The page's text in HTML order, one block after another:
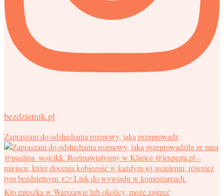
bezdzietnik.pl
Zapraszam do odsłuchania rozmowy, jaką przeprowadz
Kto mieszka w Warszawie lub okolicy, może zajrzeć